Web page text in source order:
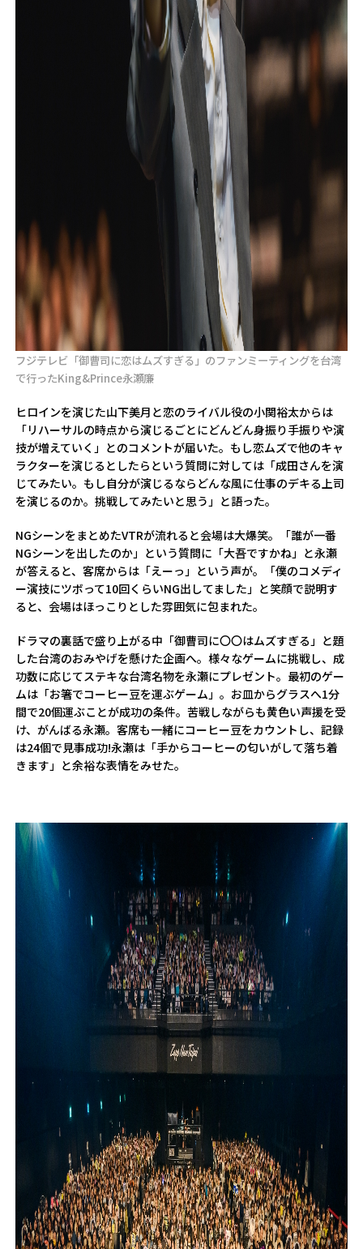
フジテレビ「御曹司に恋はムズすぎる」のファンミーティングを台湾
で行ったKing&Prince永瀬廉
ヒロインを演じた山下美月と恋のライバル役の小関裕太からは
「リハーサルの時点から演じるごとにどんどん身振り手振りや演
技が増えていく」とのコメントが届いた。もし恋ムズで他のキャ
ラクターを演じるとしたらという質問に対しては「成田さんを演
じてみたい。もし自分が演じるならどんな風に仕事のデキる上司
を演じるのか。挑戦してみたいと思う」と語った。
NGシーンをまとめたVTRが流れると会場は大爆笑。「誰が一番
NGシーンを出したのか」という質問に「大吾ですかね」と永瀬
が答えると、客席からは「えーっ」という声が。「僕のコメディ
ー演技にツボって10回くらいNG出してました」と笑顔で説明す
ると、会場はほっこりとした雰囲気に包まれた。
ドラマの裏話で盛り上がる中「御曹司に〇〇はムズすぎる」と題
した台湾のおみやげを懸けた企画へ。様々なゲームに挑戦し、成
功数に応じてステキな台湾名物を永瀬にプレゼント。最初のゲー
ムは「お箸でコーヒー豆を運ぶゲーム」。お皿からグラスへ1分
間で20個運ぶことが成功の条件。苦戦しながらも黄色い声援を受
け、がんばる永瀬。客席も一緒にコーヒー豆をカウントし、記録
は24個で見事成功!永瀬は「手からコーヒーの匂いがして落ち着
きます」と余裕な表情をみせた。